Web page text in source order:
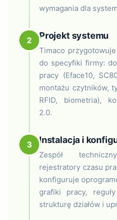
wymagania dla
2 Projekt systemu
Timaco
do specyfiki firmy:
pracy (Eface10,
montażu czytników,
RFID, biometria),
2.0.
3 Instalacja i
Zespół
rejestratory czasu
konfiguruje
grafiki pracy,
strukturę działów i